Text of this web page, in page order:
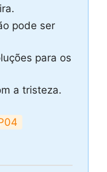
pode ser
para os
a tristeza.